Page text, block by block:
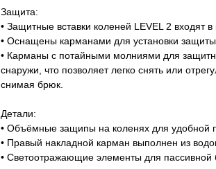
Защита:
• Защитные вставки коленей LEVEL 2 входят в
• Оснащены карманами для установки
• Карманы с потайными молниями для
снаружи, что позволяет легко снять или
снимая брюк.
Детали:
• Объёмные защипы на коленях для удобной
• Правый накладной карман выполнен из
• Светоотражающие элементы для пассивной